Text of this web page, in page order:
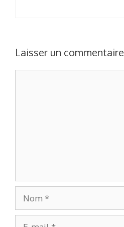
Laisser un commentaire
Nom